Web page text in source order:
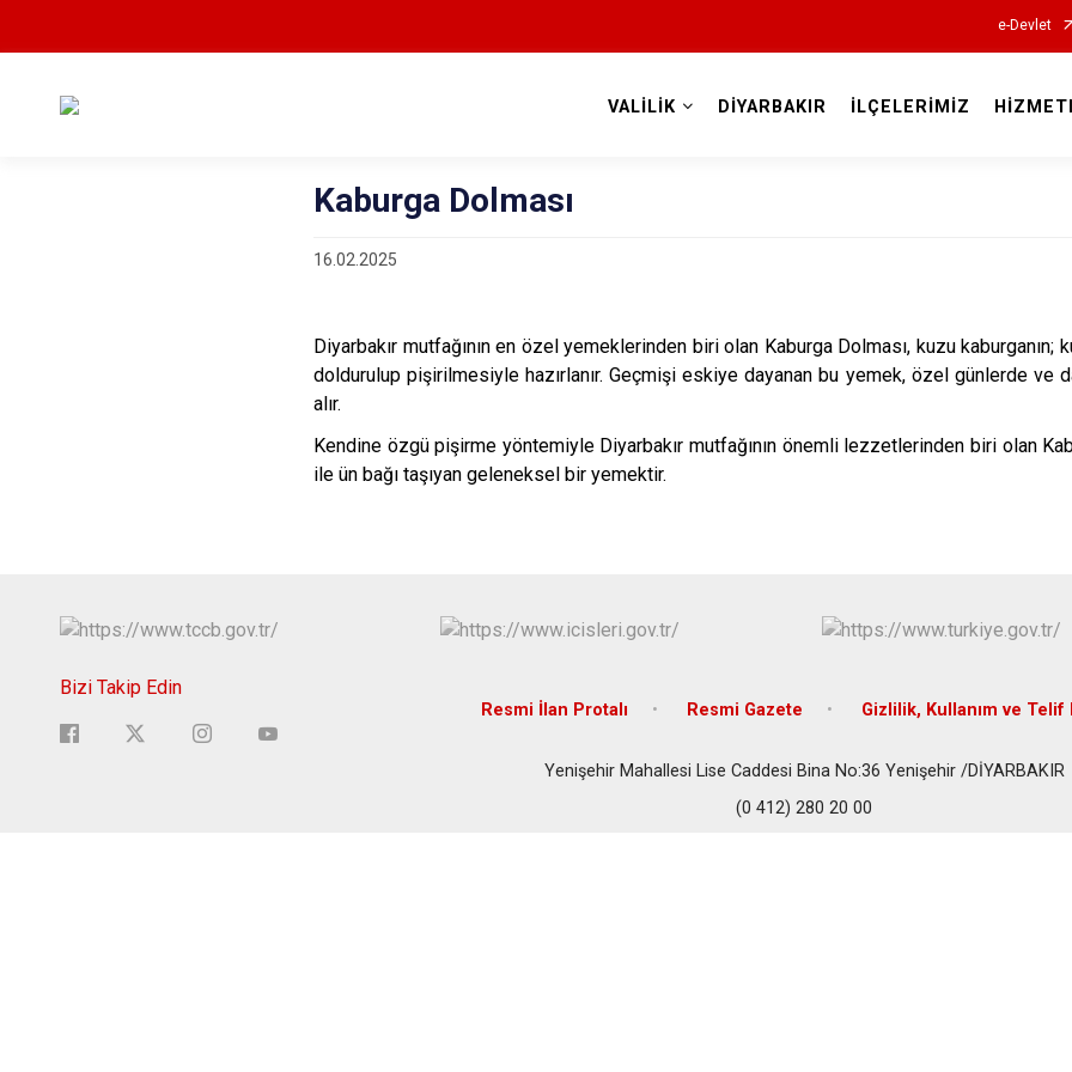
e-Devlet
VALİLİK DİYARBAKIR İLÇELERİMİZ
Kaburga Dolması
16.02.2025
Diyarbakır mutfağının en özel yemeklerinden biri olan Kaburga Dolması, kuzu
doldurulup pişirilmesiyle hazırlanır. Geçmişi eskiye dayanan bu yemek, özel günlerde ve
alır.
Kendine özgü pişirme yöntemiyle Diyarbakır mutfağının önemli lezzetlerinden biri olan
ile ün bağı taşıyan geleneksel bir yemektir.
Bizi Takip Edin
Resmi İlan Protalı Resmi Gazete Gizlilik, Kullanım ve Telif
Yenişehir Mahallesi Lise Caddesi Bina No:36 Yenişehir /DİYARBAKIR
(0 412) 280 20 00